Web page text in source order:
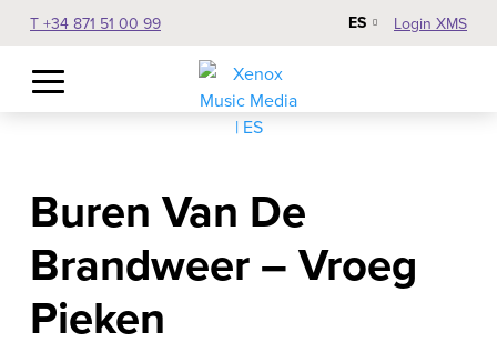
T +34 871 51 00 99 ES Login XMS
Buren Van De
Brandweer – Vroeg
Pieken